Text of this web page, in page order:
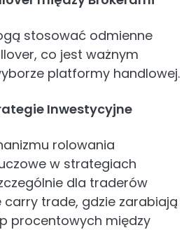
stosować odmienne
co jest ważnym
platformy handlowej.
Inwestycyjne
rolowania
w strategiach
dla traderów
carry trade, gdzie zarabiają
procentowych między